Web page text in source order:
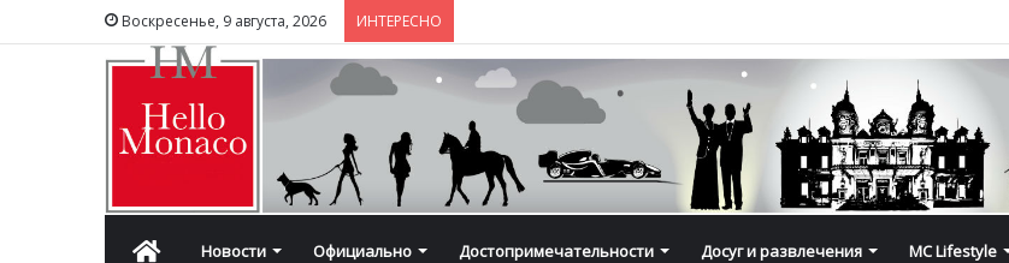
Воскресенье, 9 августа, 2026 ИНТЕРЕСНО
ГлавнаяНовости Официально Достопримечательности Досуг и развлечения MC Lifestyle